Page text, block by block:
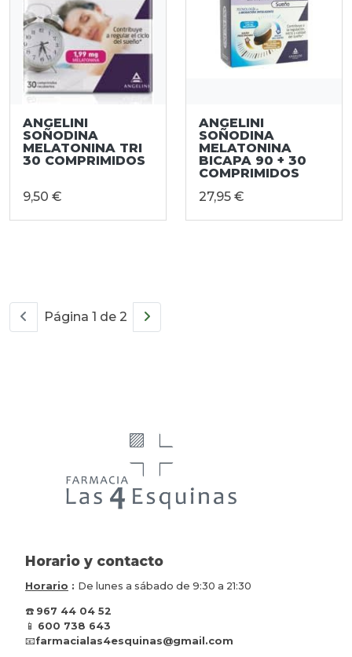
ANGELINI
SOÑODINA
MELATONINA TRI
30 COMPRIMIDOS
9,50 €
ANGELINI
SOÑODINA
MELATONINA
BICAPA 90 + 30
COMPRIMIDOS
27,95 €
Página 1 de 2
Horario y contacto
Horario : De lunes a sábado de 9:30 a 21:30
☎️ 967 44 04 52
📱 600 738 643
📧farmacialas4esquinas@gmail.com